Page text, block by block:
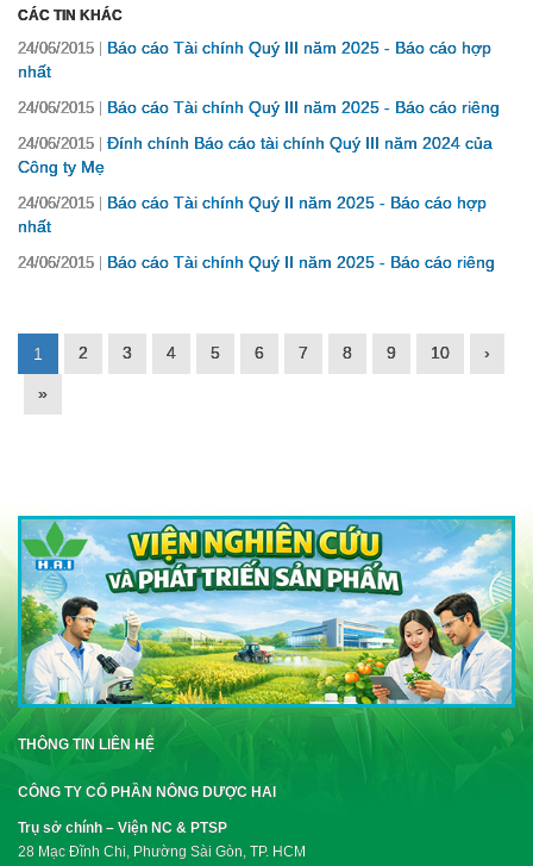
CÁC TIN KHÁC
24/06/2015
Báo cáo Tài chính Quý III năm 2025 - Báo cáo hợp
nhất
24/06/2015 Báo cáo Tài chính Quý III năm 2025 - Báo cáo riêng
24/06/2015
Đính chính Báo cáo tài chính Quý III năm 2024 của
Công ty Mẹ
24/06/2015
Báo cáo Tài chính Quý II năm 2025 - Báo cáo hợp
nhất
24/06/2015 Báo cáo Tài chính Quý II năm 2025 - Báo cáo riêng
1 2 3 4 5 6 7 8 9 10 ›
»
THÔNG TIN LIÊN HỆ
CÔNG TY CỔ PHẦN NÔNG DƯỢC HAI
Trụ sở chính – Viện NC & PTSP
28 Mạc Đĩnh Chi, Phường Sài Gòn, TP. HCM